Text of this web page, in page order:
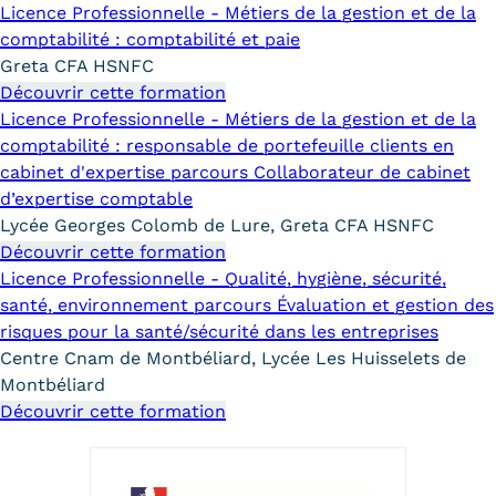
Statistiques
FAQ
Lexique
Téléchargements
Qualiopi
Le Cnam ICSV
Mobilité internationale et
Erasmus
Règlement intérieur
Modalités d'inscription
Licence Professionnelle - Métiers de la gestion et de la
comptabilité : comptabilité et paie
Greta CFA HSNFC
Découvrir cette formation
Licence Professionnelle - Métiers de la gestion et de la
comptabilité : responsable de portefeuille clients en
cabinet d'expertise parcours Collaborateur de cabinet
d’expertise comptable
Lycée Georges Colomb de Lure, Greta CFA HSNFC
Découvrir cette formation
Licence Professionnelle - Qualité, hygiène, sécurité,
santé, environnement parcours Évaluation et gestion des
risques pour la santé/sécurité dans les entreprises
Centre Cnam de Montbéliard, Lycée Les Huisselets de
Montbéliard
Découvrir cette formation